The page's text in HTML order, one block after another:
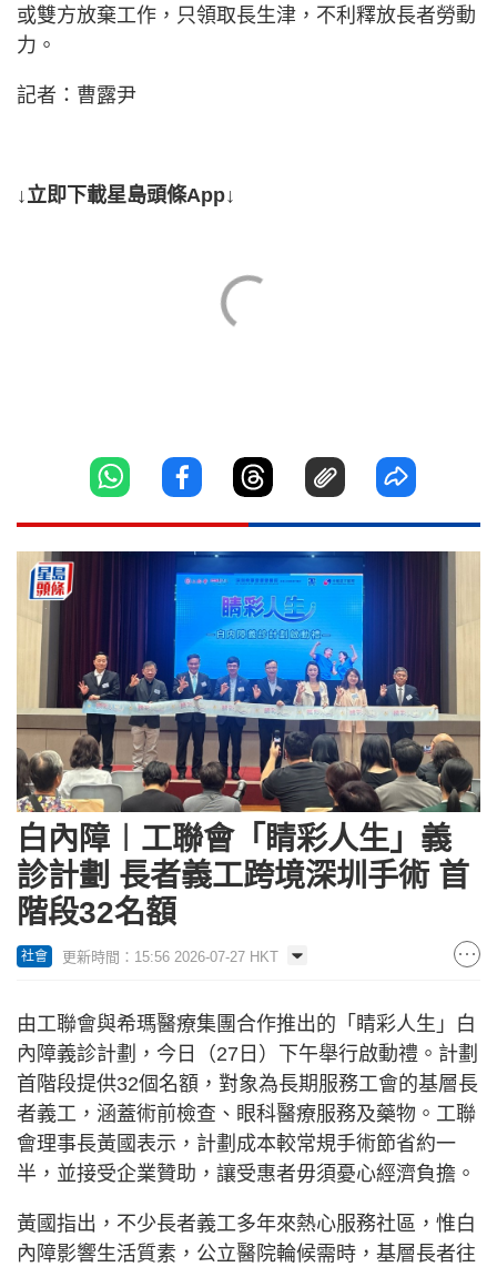
或雙方放棄工作，只領取長生津，不利釋放長者勞動
力。
記者：曹露尹
↓立即下載星島頭條App↓
白內障︱工聯會「睛彩人生」義
診計劃 長者義工跨境深圳手術 首
階段32名額
社會 更新時間：15:56 2026-07-27 HKT
由工聯會與希瑪醫療集團合作推出的「睛彩人生」白
內障義診計劃，今日（27日）下午舉行啟動禮。計劃
首階段提供32個名額，對象為長期服務工會的基層長
者義工，涵蓋術前檢查、眼科醫療服務及藥物。工聯
會理事長黃國表示，計劃成本較常規手術節省約一
半，並接受企業贊助，讓受惠者毋須憂心經濟負擔。
黃國指出，不少長者義工多年來熱心服務社區，惟白
內障影響生活質素，公立醫院輪候需時，基層長者往